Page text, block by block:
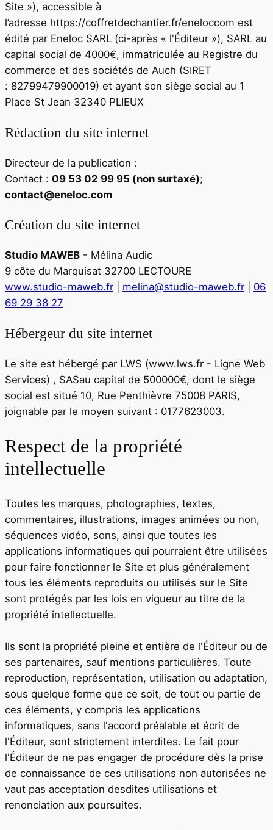
Site »), accessible à
l’adresse https://coffretdechantier.fr/eneloccom est
édité par Eneloc SARL (ci-après « l'Éditeur »), SARL au
capital social de 4000€, immatriculée au Registre du
commerce et des sociétés de Auch (SIRET
: 82799479900019) et ayant son siège social au 1
Place St Jean 32340 PLIEUX
Rédaction du site internet
Directeur de la publication :
Contact : 09 53 02 99 95 (non surtaxé);
contact@eneloc.com
Création du site internet
Studio MAWEB - Mélina Audic
9 côte du Marquisat 32700 LECTOURE
www.studio-maweb.fr
melina@studio-maweb.fr
06
69 29 38 27
Hébergeur du site internet
Le site est hébergé par LWS (www.lws.fr - Ligne Web
Services) , SASau capital de 500000€, dont le siège
social est situé 10, Rue Penthièvre 75008 PARIS,
joignable par le moyen suivant : 0177623003.
Respect de la propriété
intellectuelle
Toutes les marques, photographies, textes,
commentaires, illustrations, images animées ou non,
séquences vidéo, sons, ainsi que toutes les
applications informatiques qui pourraient être utilisées
pour faire fonctionner le Site et plus généralement
tous les éléments reproduits ou utilisés sur le Site
sont protégés par les lois en vigueur au titre de la
propriété intellectuelle.
Ils sont la propriété pleine et entière de l'Éditeur ou de
ses partenaires, sauf mentions particulières. Toute
reproduction, représentation, utilisation ou adaptation,
sous quelque forme que ce soit, de tout ou partie de
ces éléments, y compris les applications
informatiques, sans l'accord préalable et écrit de
l'Éditeur, sont strictement interdites. Le fait pour
l'Éditeur de ne pas engager de procédure dès la prise
de connaissance de ces utilisations non autorisées ne
vaut pas acceptation desdites utilisations et
renonciation aux poursuites.